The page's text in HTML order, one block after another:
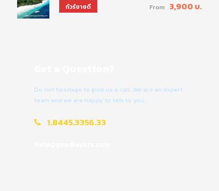
ทัวร์ขายดี From 3,900 บ.
Do not hesitage to give us a call. We are an expert
team and we are happy to talk to you.
1.8445.3356.33